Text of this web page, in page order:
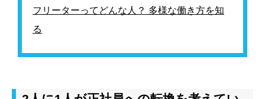
フリーターってどんな人？ 多様な働き方を知
る